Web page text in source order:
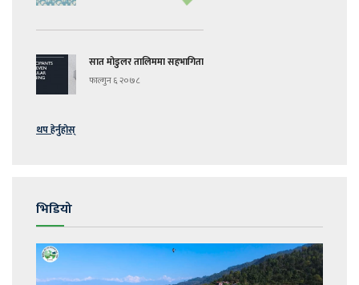
सात मोडुलर तालिममा सहभागिता
फाल्गुन ६ २०७८
थप हेर्नुहोस्
भिडियो